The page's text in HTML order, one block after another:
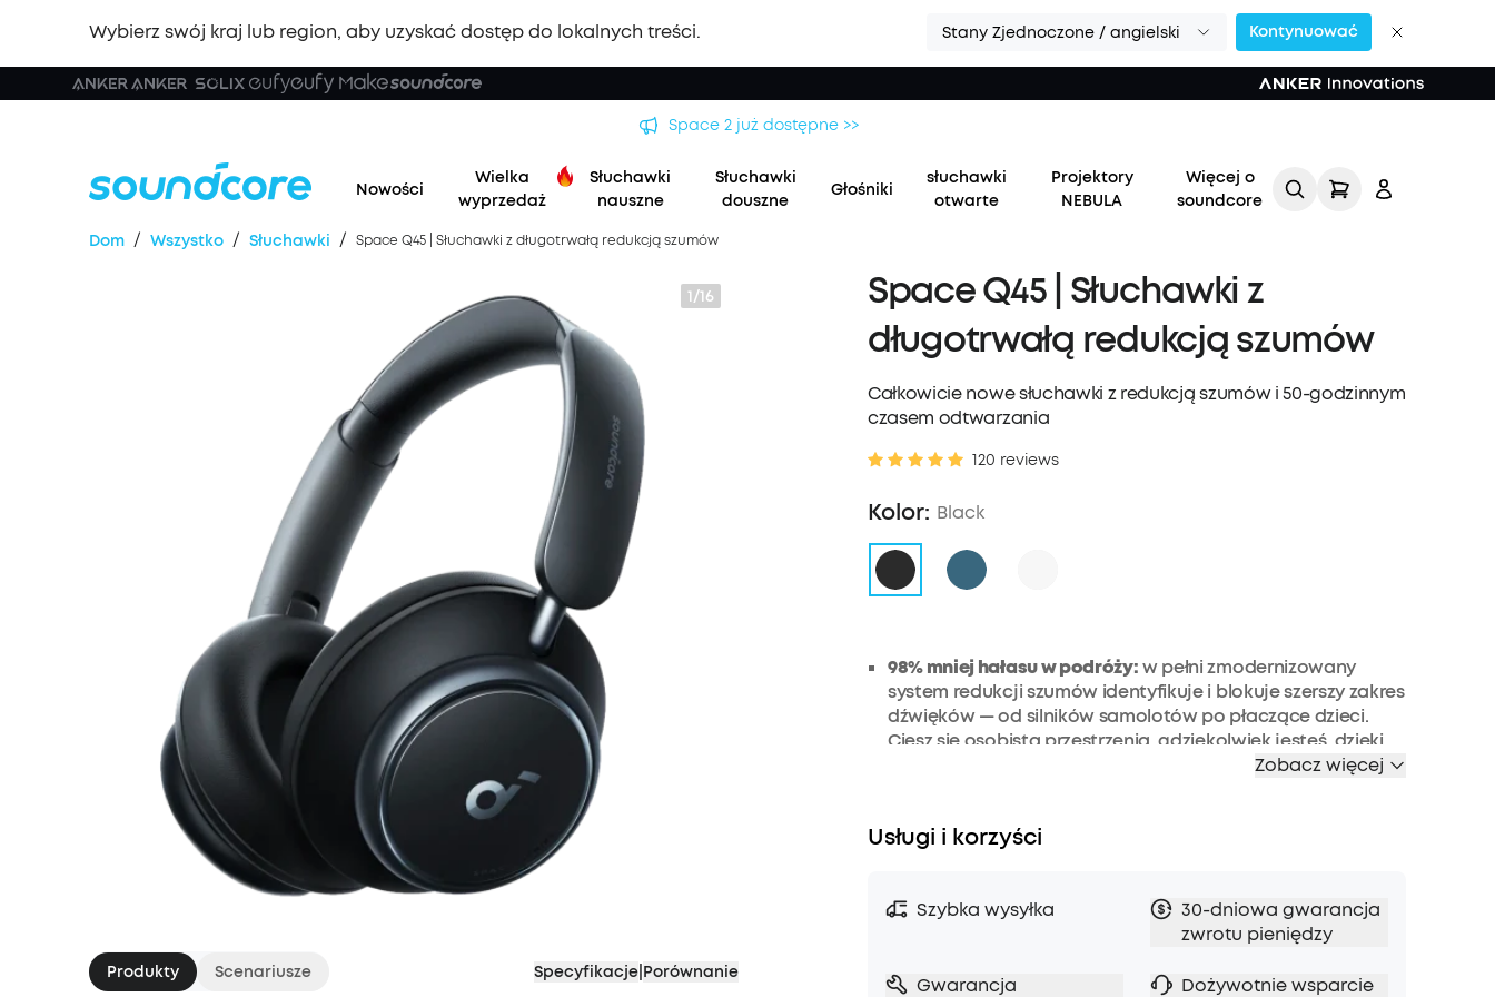
Wybierz swój kraj lub region, aby uzyskać dostęp do lokalnych treści. Stany Zjednoczone / angielski Kontynuować
🏆 Nowa seria soundcore Liberty 5 Pro | Najwyraźniejsze rozmowy na świecie >>
Nowości
Wielka
wyprzedaż
Słuchawki
nauszne
Słuchawki
douszne
Głośniki
słuchawki
otwarte
Projektory
NEBULA
Więcej o
soundcore
Zaloguj
się
Dom / Wszystko / Słuchawki / Space Q45 | Słuchawki z długotrwałą redukcją szumów
1/16
Produkty Scenariusze Specyfikacje Porównanie
Space Q45 | Słuchawki z
długotrwałą redukcją szumów
Całkowicie nowe słuchawki z redukcją szumów i 50-godzinnym
czasem odtwarzania
120 reviews
Kolor: Black
98% mniej hałasu w podróży:w pełni zmodernizowany
system redukcji szumów identyfikuje i blokuje szerszy zakres
dźwięków — od silników samolotów po płaczące dzieci.
Ciesz się osobistą przestrzenią, gdziekolwiek jesteś, dzięki
słuchawkom Space Q45 z redukcją szumów.
lecisz samolotem, adaptacyjny system redukcji hałasu
którym aktualnie się znajdujesz. Ponadto, za pomocą
aplikacji można wybrać jeden z 5 poziomów redukcji
Zobacz więcej
Usługi i korzyści
Szybka wysyłka
30-dniowa gwarancja
zwrotu pieniędzy
Gwarancja
Dożywotnie wsparcie